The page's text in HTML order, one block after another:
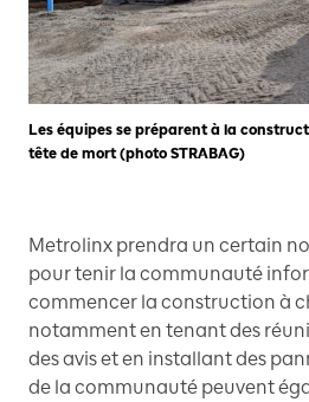
Les équipes se préparent à la
tête de mort (photo STRABAG)
Metrolinx prendra un certain
pour tenir la communauté
commencer la construction à
notamment en tenant des
des avis et en installant des
de la communauté peuvent